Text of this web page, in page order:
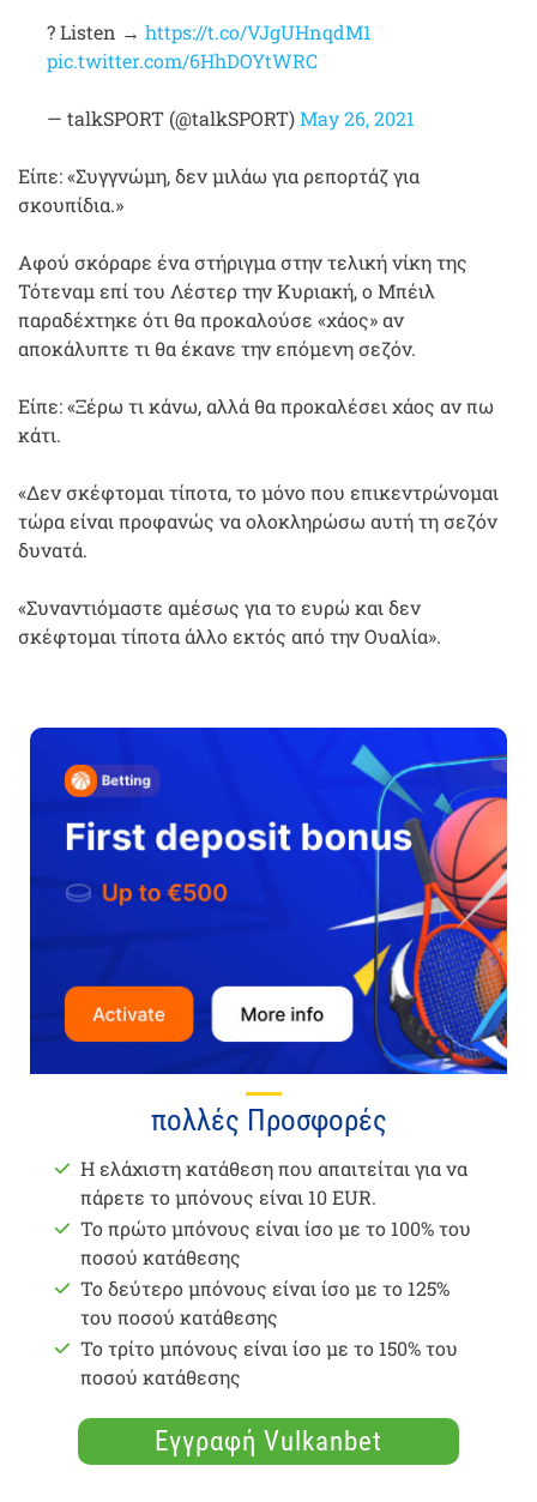
? Listen → https://t.co/VJgUHnqdM1
pic.twitter.com/6HhDOYtWRC
— talkSPORT (@talkSPORT)May 26, 2021
Είπε: «Συγγνώμη, δεν μιλάω για ρεπορτάζ για
σκουπίδια.»
Αφού σκόραρε ένα στήριγμα στην τελική νίκη της
Τότεναμ επί του Λέστερ την Κυριακή, ο Μπέιλ
παραδέχτηκε ότι θα προκαλούσε «χάος» αν
αποκάλυπτε τι θα έκανε την επόμενη σεζόν.
Είπε: «Ξέρω τι κάνω, αλλά θα προκαλέσει χάος αν πω
κάτι.
«Δεν σκέφτομαι τίποτα, το μόνο που επικεντρώνομαι
τώρα είναι προφανώς να ολοκληρώσω αυτή τη σεζόν
δυνατά.
«Συναντιόμαστε αμέσως για το ευρώ και δεν
σκέφτομαι τίποτα άλλο εκτός από την Ουαλία».
πολλές Προσφορές
Η ελάχιστη κατάθεση που απαιτείται για να
πάρετε το μπόνους είναι 10 EUR.
Το πρώτο μπόνους είναι ίσο με το 100% του
ποσού κατάθεσης
Το δεύτερο μπόνους είναι ίσο με το 125%
του ποσού κατάθεσης
Το τρίτο μπόνους είναι ίσο με το 150% του
ποσού κατάθεσης
Εγγραφή Vulkanbet